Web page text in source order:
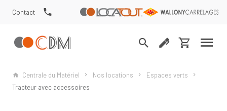
Contact
Centrale du Matériel Nos locations
Espaces verts
Tracteur avec accessoires